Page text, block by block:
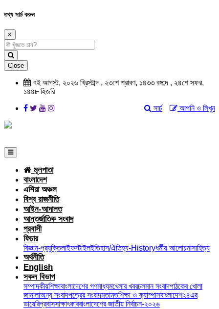
তথ্য সার্চ করুন
×
Close
৭ই আগস্ট, ২০২৬ খ্রিস্টাব্দ , ২৩শে শ্রাবণ, ১৪৩৩ বঙ্গাব্দ , ২৪শে সফর,
১৪৪৮ হিজরি
আপনি ও লিখুন
সার্চ
মূলপাতা
বাংলাদেশ
এশিয়া অঞ্চল
বিশ্ব রাজনীতি
আইন-আদালত
আন্তর্জাতিক সংবাদ
প্রবাসী
ফিচার
বিজ্ঞান-প্রযুক্তিলাইফস্টাইলইতিহাস/ঐতিহ্য-Historyধর্মীয় আলোচনাসাহিত্য
অর্থনীতি
English
সকল বিভাগ
সম্পাদকীয়শিক্ষাবাংলাদেশের গণমাধ্যমখেলার খবরচলমান সংবাদপাঠকের খোলা
জানালাঅন্য সংবাদপত্রের সংবাদমতামতশিক্ষা ও ক্যাম্পাসবাংলাদেশ২৪এর
ডায়েরিপ্রবাসসাক্ষাৎকারবাংলাদেশের জাতীয় নির্বাচন-২০২৬